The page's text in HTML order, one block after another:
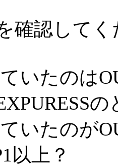
確認して
いたのは
の
いたのが
以上？